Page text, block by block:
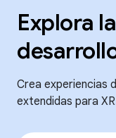
Explora
Crea experiencias
extendidas para